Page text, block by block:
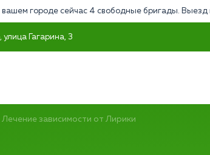
вашем городе сейчас 4 свободные бригады. Выезд
Гагарина, 3
Лечение зависимости от Лирики